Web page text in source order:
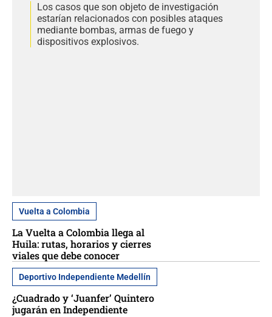
Los casos que son objeto de investigación
estarían relacionados con posibles ataques
mediante bombas, armas de fuego y
dispositivos explosivos.
Vuelta a Colombia
La Vuelta a Colombia llega al
Huila: rutas, horarios y cierres
viales que debe conocer
Deportivo Independiente Medellín
¿Cuadrado y ‘Juanfer’ Quintero
jugarán en Independiente